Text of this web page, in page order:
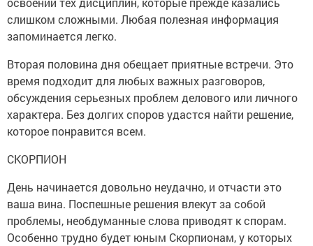
слишком сложными. Любая полезная информация
запоминается легко.
Вторая половина дня обещает приятные встречи. Это
время подходит для любых важных разговоров,
обсуждения серьезных проблем делового или личного
характера. Без долгих споров удастся найти решение,
которое понравится всем.
СКОРПИОН
День начинается довольно неудачно, и отчасти это
ваша вина. Поспешные решения влекут за собой
проблемы, необдуманные слова приводят к спорам.
Особенно трудно будет юным Скорпионам, у которых